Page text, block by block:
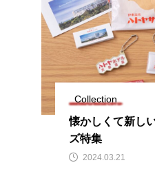
Collection
懐かしくて新し
ズ特集
2024.03.21